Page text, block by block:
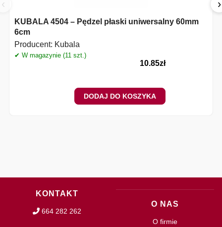
‹
KUBALA 4504 – Pędzel płaski uniwersalny 60mm
6cm
Producent: Kubala
✔ W magazynie (11 szt.)
10.85zł
DODAJ DO KOSZYKA
›
KONTAKT
664 282 262
O NAS
O firmie